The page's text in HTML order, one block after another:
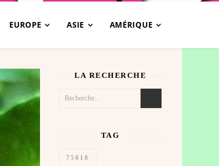
EUROPE ASIE AMÉRIQUE
LA RECHERCHE
TAG
75018